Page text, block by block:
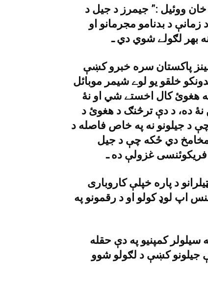
ووئيل :” جيمرز د جيل د
د بدنامو مجرمانو او
لينز پاکستان سره خبرو کښې
خلقو يو لوے شيمر موبائل
هغوئ کال اخستے شي او نۀ
ده، د دې ترڅنګ د هغوئ د
د جيلونو نه په خاص فاصله د
مخامخ دي ځکه چې د جيل
د پاره خپلې کاروبارى
اپ لوډ کولو او د رقمونو په
سيلولر کمپنيو په دې حقله
جيلونو کښې د لګولو شوو